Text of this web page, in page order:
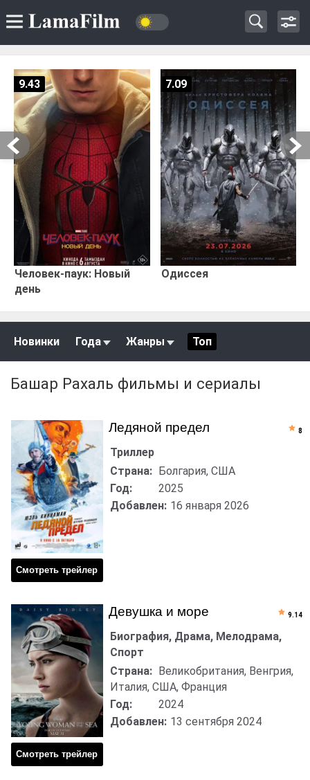
Человек-паук: Новый
день
9.43
Одиссея
7.09
Новинки Года Жанры Топ
Башар Рахаль фильмы и сериалы
Ледяной предел
Смотреть трейлер
Триллер
Страна: Болгария, США
Год:
2025
Добавлен: 16 января 2026
8
Девушка и море
Смотреть трейлер
Биография, Драма, Мелодрама,
Спорт
Страна: Великобритания, Венгрия,
Италия, США, Франция
Год:
2024
Добавлен: 13 сентября 2024
9.14